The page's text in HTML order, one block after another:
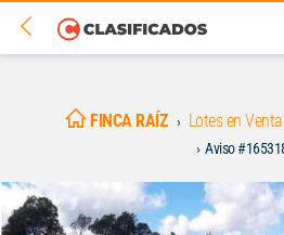
FINCA RAÍZ Lotes en Venta
Aviso